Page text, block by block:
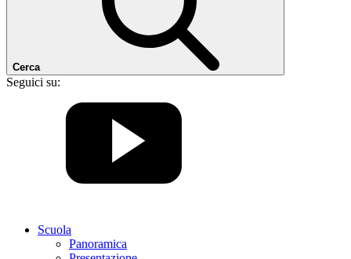
Cerca
Seguici su:
Scuola
Panoramica